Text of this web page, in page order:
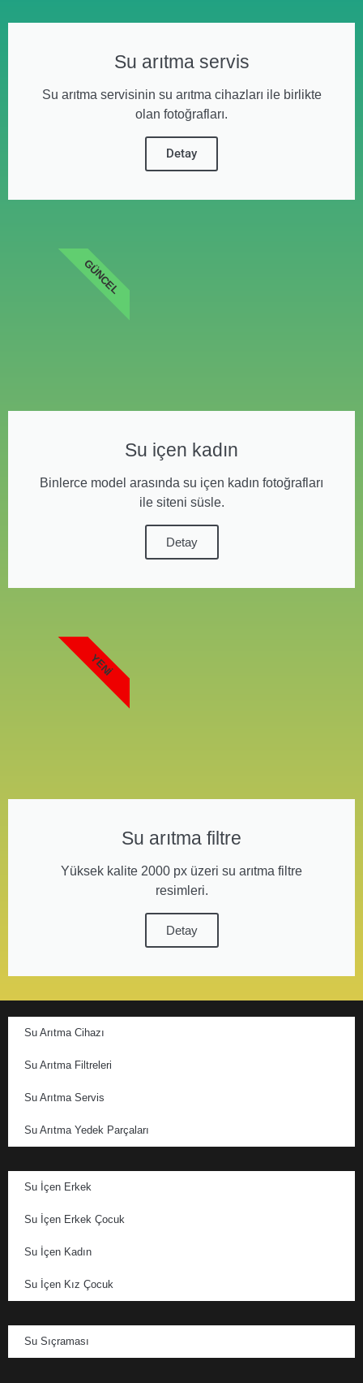
Su arıtma servis
Su arıtma servisinin su arıtma cihazları ile birlikte
olan fotoğrafları.
Detay
Su içen kadın
Binlerce model arasında su içen kadın fotoğrafları
ile siteni süsle.
Detay
GÜNCEL
Su arıtma filtre
Yüksek kalite 2000 px üzeri su arıtma filtre
resimleri.
Detay
YENI
Su Arıtma Cihazı
Su Arıtma Filtreleri
Su Arıtma Servis
Su Arıtma Yedek Parçaları
Su İçen Erkek
Su İçen Erkek Çocuk
Su İçen Kadın
Su İçen Kız Çocuk
Su Sıçraması